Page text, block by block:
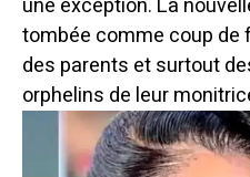
une exception. La
tombée comme coup de
des parents et surtout
orphelins de leur